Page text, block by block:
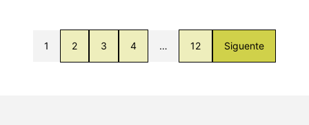
1 2 3 4 … 12 Siguente